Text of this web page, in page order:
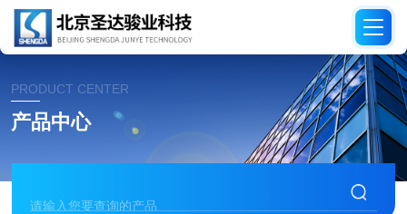
PRODUCT CENTER
产品中心